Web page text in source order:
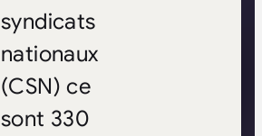
syndicats
nationaux
(CSN) ce
sont 330